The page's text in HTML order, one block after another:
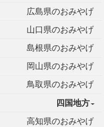
広島県のおみやげ
山口県のおみやげ
島根県のおみやげ
岡山県のおみやげ
鳥取県のおみやげ
四国地方
高知県のおみやげ